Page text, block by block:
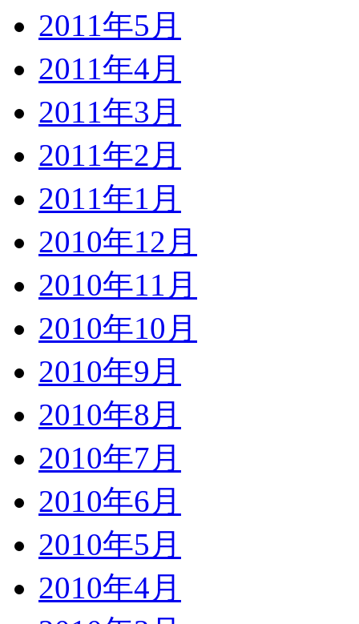
2011年5月
2011年4月
2011年3月
2011年2月
2011年1月
2010年12月
2010年11月
2010年10月
2010年9月
2010年8月
2010年7月
2010年6月
2010年5月
2010年4月